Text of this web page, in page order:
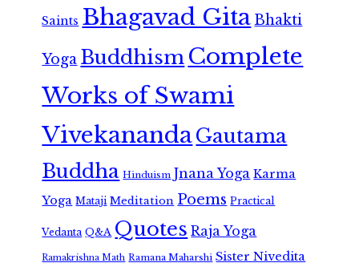
Saints Bhagavad GitaBhakti
Yoga Buddhism Complete
Works of Swami
VivekanandaGautama
Buddha Hinduism Jnana Yoga Karma
Yoga Mataji Meditation Poems Practical
Vedanta Q&A Quotes Raja Yoga
Ramakrishna Math Ramana Maharshi Sister Nivedita